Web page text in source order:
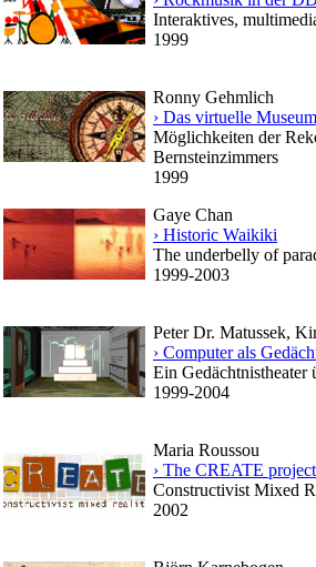
Interaktives,
1999
Ronny Gehmlich
› Das virtuelle Museum
Möglichkeiten der
Bernsteinzimmers
1999
Gaye Chan
› Historic Waikiki
The underbelly of
1999-2003
Peter Dr. Matussek,
› Computer als
Ein Gedächtnistheater
1999-2004
Maria Roussou
› The CREATE project
Constructivist Mixed
2002